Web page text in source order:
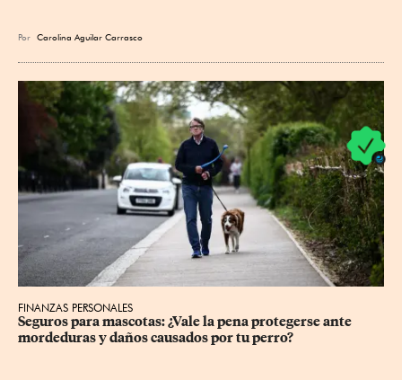
Por Carolina Aguilar Carrasco
FINANZAS PERSONALES
Seguros para mascotas: ¿Vale la pena protegerse ante
mordeduras y daños causados por tu perro?